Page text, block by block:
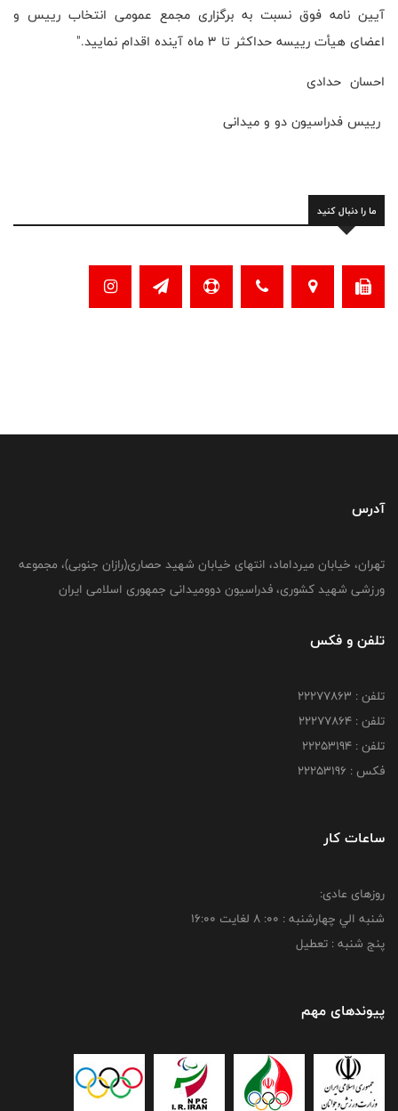
آیین نامه فوق نسبت به برگزاری مجمع عمومی انتخاب رییس و
اعضای هیأت رییسه حداکثر تا 3 ماه آینده اقدام نمایید."
احسان حدادی
رییس فدراسیون دو و میدانی
ما را دنبال کنید
آدرس
تهران، خیابان میرداماد، انتهای خیابان شهید حصاری(رازان جنوبی)، مجموعه
ورزشی شهید کشوری، فدراسیون دوومیدانی جمهوری اسلامی ایران
تلفن و فکس
تلفن : 22277863
تلفن : 22277864
تلفن : 22253194
فکس : 22253196
ساعات کار
روزهای عادی:
شنبه الي چهارشنبه : 00: 8 لغايت 16:00
پنج شنبه : تعطیل
پیوندهای مهم